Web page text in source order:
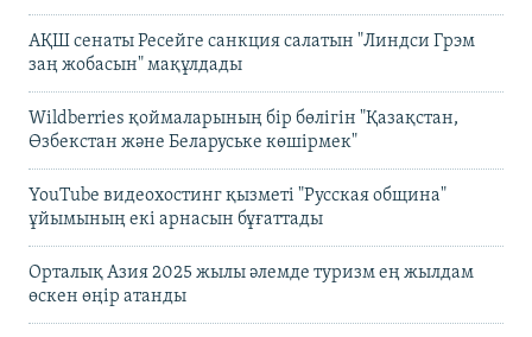
АҚШ сенаты Ресейге санкция салатын "Линдси Грэм
заң жобасын" мақұлдады
Wildberries қоймаларының бір бөлігін "Қазақстан,
Өзбекстан және Беларуське көшірмек"
YouTube видеохостинг қызметі "Русская община"
ұйымының екі арнасын бұғаттады
Орталық Азия 2025 жылы әлемде туризм ең жылдам
өскен өңір атанды